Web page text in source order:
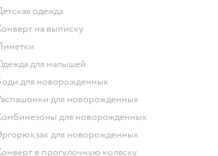
Детская одежда
Конверт на выписку
Пинетки
Одежда для малышей
Боди для новорожденных
Распашонки для новорожденных
Комбинезоны для новорожденных
Эргорюкзак для новорожденных
Конверт в прогулочную коляску